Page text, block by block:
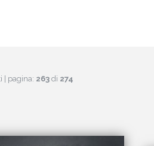
| pagina: 263 di 274